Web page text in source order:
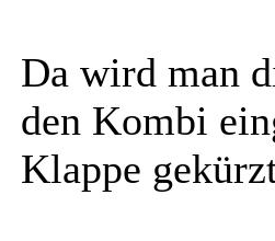
Da wird man
den Kombi
Klappe